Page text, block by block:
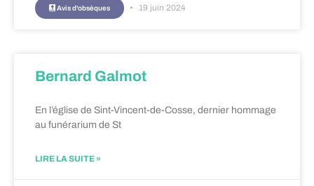
Avis d'obsèques 19 juin 2024
Bernard Galmot
En l’église de Sint-Vincent-de-Cosse, dernier hommage
au funérarium de St
LIRE LA SUITE »